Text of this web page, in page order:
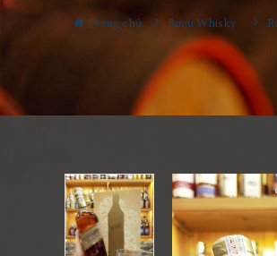
Trang chủ Rượu Whisky